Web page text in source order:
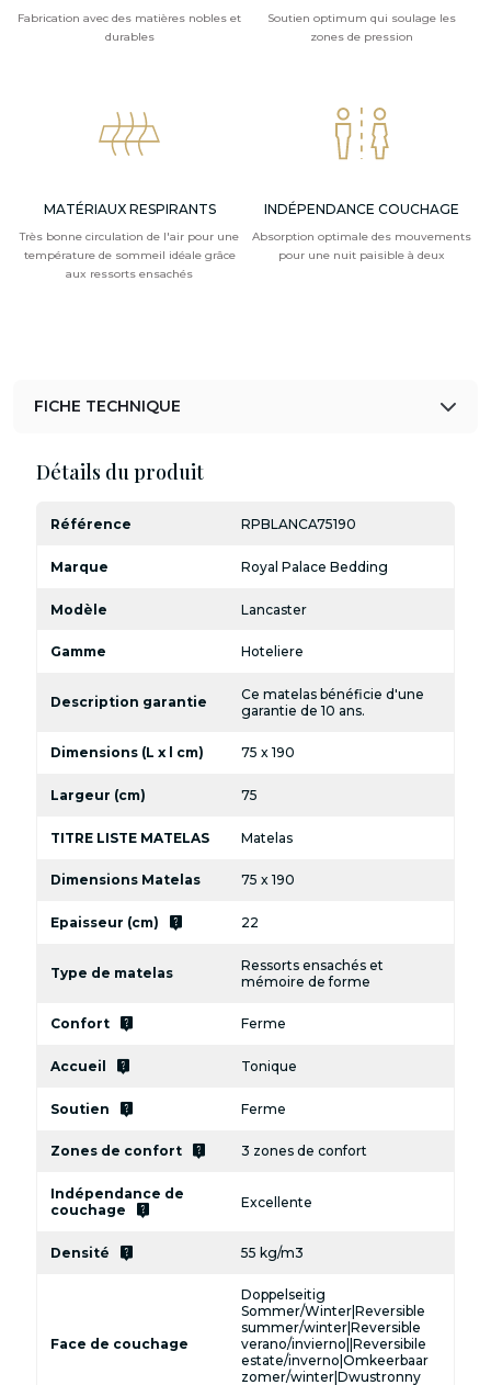
Fabrication avec des matières nobles et
durables
Soutien optimum qui soulage les
zones de pression
MATÉRIAUX RESPIRANTS
Très bonne circulation de l'air pour une
température de sommeil idéale grâce
aux ressorts ensachés
INDÉPENDANCE COUCHAGE
Absorption optimale des mouvements
pour une nuit paisible à deux
FICHE TECHNIQUE
Détails du produit
Référence RPBLANCA75190
Marque Royal Palace Bedding
Modèle Lancaster
Gamme Hoteliere
Description garantie
Ce matelas bénéficie d'une
garantie de 10 ans.
Dimensions (L x l cm) 75 x 190
Largeur (cm) 75
TITRE LISTE MATELAS Matelas
Dimensions Matelas 75 x 190
Epaisseur (cm) live_help 22
Type de matelas
Ressorts ensachés et
mémoire de forme
Confort live_help Ferme
Accueil live_help Tonique
Soutien live_help Ferme
Zones de confort live_help 3 zones de confort
Indépendance de
couchage
live_help Excellente
Densité live_help 55 kg/m3
Face de couchage
Doppelseitig
Sommer/Winter|Reversible
summer/winter|Reversible
verano/invierno||Reversibile
estate/inverno|Omkeerbaar
zomer/winter|Dwustronny